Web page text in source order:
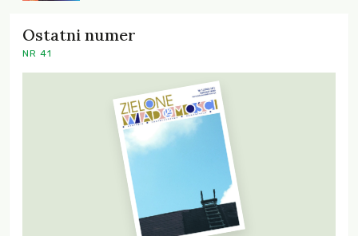
Ostatni numer
NR 41